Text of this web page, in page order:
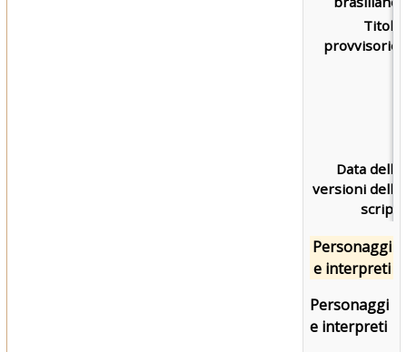
Titolo
provvisorio:
Data delle
versioni dello
script:
Personaggi
e interpreti
Personaggi
e interpreti